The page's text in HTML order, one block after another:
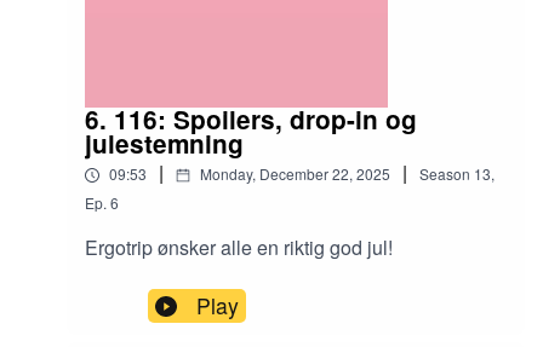
6. 116: Spoilers, drop-in og
julestemning
09:53 | Monday, December 22, 2025 | Season 13,
Ep. 6
Ergotrip ønsker alle en riktig god jul!
Play